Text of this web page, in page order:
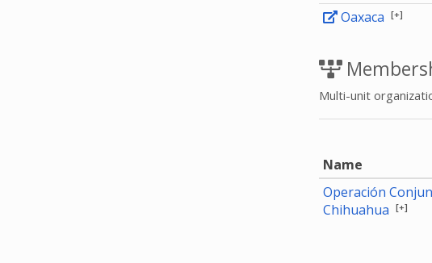
Oaxaca [+]
Multi-unit
Name
Operación
Chihuahua [+]